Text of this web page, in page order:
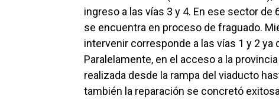
ingreso a las vías 3 y 4. En ese sector
se encuentra en proceso de fraguado.
intervenir corresponde a las vías 1 y 2 ya
Paralelamente, en el acceso a la
realizada desde la rampa del viaducto
también la reparación se concretó